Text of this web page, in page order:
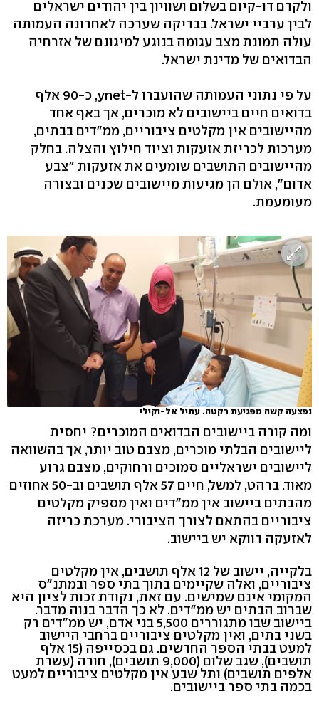
ולקדם דו-קיום בשלום ושוויון בין יהודים ישראלים
לבין ערביי ישראל. בבדיקה שערכה לאחרונה העמותה
עולה תמונת מצב עגומה בנוגע למיגונם של אזרחיה
הבדואים של מדינת ישראל.
על פי נתוני העמותה שהועברו ל-ynet, כ-90 אלף
בדואים חיים ביישובים לא מוכרים, אך באף אחד
מהיישובים אין מקלטים ציבוריים, ממ"דים בבתים,
מערכות לכריזת אזעקות וציוד חילוץ והצלה. בחלק
מהיישובים התושבים שומעים את אזעקות "צבע
אדום", אולם הן מגיעות מיישובים שכנים ובצורה
מעומעמת.
נפצעה קשה מפגיעת רקטה. עתיל אל-וקילי
ומה קורה ביישובים הבדואים המוכרים? יחסית
ליישובים הבלתי מוכרים, מצבם טוב יותר, אך בהשוואה
ליישובים ישראליים סמוכים ורחוקים, מצבם גרוע
מאוד. ברהט, למשל, חיים 57 אלף תושבים וב-50 אחוזים
מהבתים ביישוב אין ממ"דים ואין מספיק מקלטים
ציבוריים בהתאם לצורך הציבורי. מערכת כריזה
לאזעקה דווקא יש ביישוב.
בלקייה, יישוב של 12 אלף תושבים, אין מקלטים
ציבוריים, ואלה שקיימים בתוך בתי ספר ובמתנ"ס
המקומי אינם שמישים. עם זאת, נקודת זכות לציון היא
שברוב הבתים יש ממ"דים. לא כך הדבר בנוה מדבר.
ביישוב שבו מתגוררים 5,500 בני אדם, יש ממ"דים רק
בשני בתים, ואין מקלטים ציבוריים ברחבי היישוב
למעט בבתי הספר החדשים. גם בכסייפה (15 אלף
תושבים), שגב שלום (9,000 תושבים), חורה (עשרת
אלפים תושבים) ותל שבע אין מקלטים ציבוריים למעט
בכמה בתי ספר ביישובים.